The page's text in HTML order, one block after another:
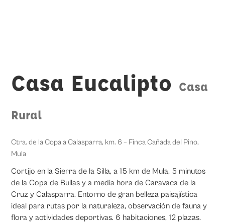
Casa Eucalipto Casa
Rural
Ctra. de la Copa a Calasparra, km. 6 – Finca Cañada del Pino,
Mula
Cortijo en la Sierra de la Silla, a 15 km de Mula, 5 minutos
de la Copa de Bullas y a media hora de Caravaca de la
Cruz y Calasparra. Entorno de gran belleza paisajística
ideal para rutas por la naturaleza, observación de fauna y
flora y actividades deportivas. 6 habitaciones, 12 plazas.